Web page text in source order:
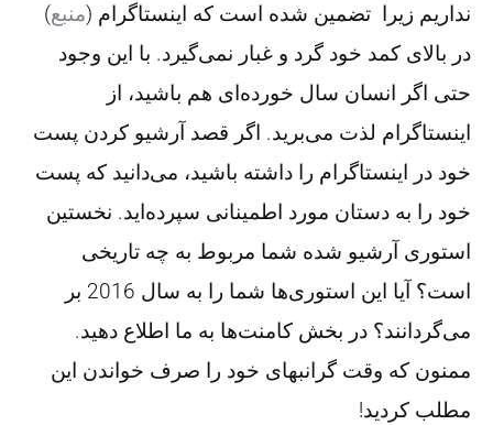
نداریم زیرا تضمین شده است که اینستاگرام (منبع)
در بالای کمد خود گرد و غبار نمی‌گیرد. با این وجود
حتی اگر انسان سال خورده‌ای هم باشید، از
اینستاگرام لذت می‌برید. اگر قصد آرشیو کردن پست
خود در اینستاگرام را داشته باشید، می‌دانید که پست
خود را به دستان مورد اطمینانی سپرده‌اید. نخستین
استوری آرشیو شده شما مربوط به چه تاریخی
است؟ آیا این استوری‌ها شما را به سال 2016 بر
می‌گردانند؟ در بخش کامنت‌ها به ما اطلاع دهید.
ممنون که وقت گرانبهای خود را صرف خواندن این
مطلب کردید!